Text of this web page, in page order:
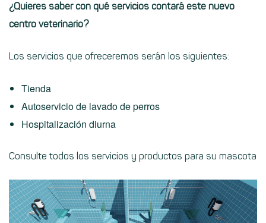
¿Quieres saber con qué servicios contará este nuevo
centro veterinario?
Los servicios que ofreceremos serán los siguientes:
Tienda
Autoservicio de lavado de perros
Hospitalización diurna
Consulte todos los servicios y productos para su mascota